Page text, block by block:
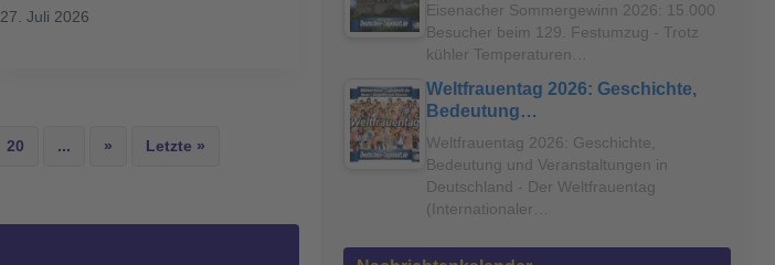
27. Juli 2026
20 ... » Letzte »
Eisenacher Sommergewinn 2026: 15.000
Besucher beim 129. Festumzug - Trotz
kühler Temperaturen…
Weltfrauentag 2026: Geschichte,
Bedeutung…
Weltfrauentag 2026: Geschichte,
Bedeutung und Veranstaltungen in
Deutschland - Der Weltfrauentag
(Internationaler…